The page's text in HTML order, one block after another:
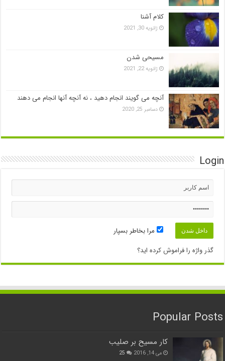
کلام آشنا
ژانویه 30, 2021
مسیحی شدن
ژانویه 22, 2021
آنچه می گویند انجام دهید ، نه آنچه آنها انجام می دهند
دسامبر 25, 2020
Login
مرا بخاطر بسپار
گذر واژه را فراموش کرده اید؟
Popular Posts
کار مسیح بر صلیب
می 14, 2016 25